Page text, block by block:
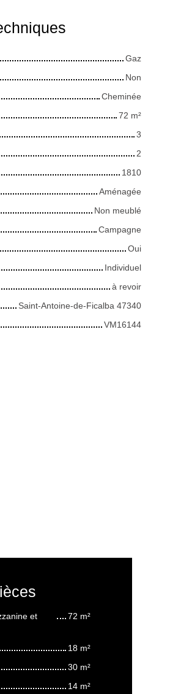
Gaz
Non
Cheminée
72 m²
3
2
1810
Aménagée
Non meublé
Campagne
Oui
Individuel
à revoir
Saint-Antoine-de-Ficalba 47340
VM16144
et
72 m²
18 m²
30 m²
14 m²